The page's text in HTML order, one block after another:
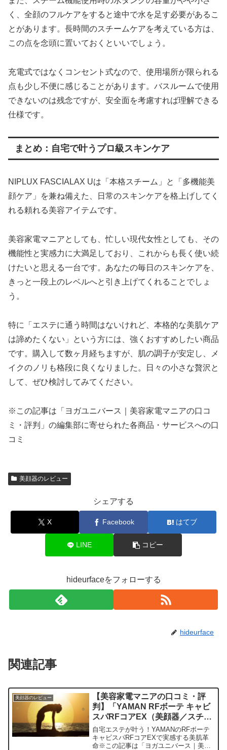
く、全顔のフルケアをすると途中で水を足す必要があるこ
とがあります。長時間のスチームケアを考えている方は、
この点を念頭に置いておくといいでしょう。
充電式ではなくコンセント式なので、使用場所が限られる
点も少し不便に感じることがあります。バスルームで使用
できないのは残念ですが、安全面を考慮すれば理解できる
仕様です。
まとめ：自宅で叶うプロ級スキンケア
NIPLUX FASCIALAX Uは「本格スチーム」と「多機能美
顔ケア」を兼ね備えた、日常のスキンケアを格上げしてく
れる頼れる美容アイテムです。
美容家電マニアとしても、忙しい現代女性としても、その
機能性と実感力に大満足しており、これからも長く使い続
けたいと思える一台です。あなたの毎日のスキンケアを、
きっと一段上のレベルへと引き上げてくれることでしょ
う。
特に「エステに通う時間はないけれど、本格的な美肌ケア
は諦めたくない」という方には、強くおすすめしたい商品
です。購入して数ヶ月経ちますが、肌の調子が安定し、メ
イクのノリも格段に良くなりました。日々の小さな贅沢と
して、ぜひ検討してみてください。
※この記事は「ヨガユニバース｜美容家電マニアの口コ
ミ・評判」の編集部に寄せられた各商品・サービスへの口
コミ
美顔器のレビュー
シェアする
X Facebook はてブ
LINE コピー
hideurfaceをフォローする
hideurface
関連記事
美顔器のレビュー
【美容家電マニアの口コミ・評
判】「YAMAN RFボーテ キャビ
スパRFコアEX（美顔器／スチー
マー）」を実際に使ってみた正直
感想
自宅エステが叶う！YAMANのRFボーテ
キャビスパRFコアEXで実感する美肌革
命※この記事は「ヨガユニバース｜美容